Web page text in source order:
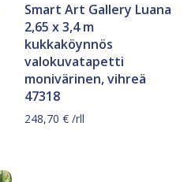
Smart Art Gallery Luana
2,65 x 3,4 m
kukkaköynnös
valokuvatapetti
monivärinen, vihreä
47318
248,70€ /rll